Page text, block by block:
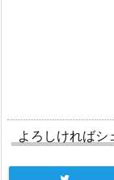
よろしければシ